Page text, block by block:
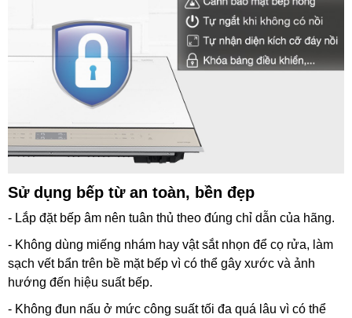
Sử dụng bếp từ an toàn, bền đẹp
- Lắp đặt bếp âm nên tuân thủ theo đúng chỉ dẫn của hãng.
- Không dùng miếng nhám hay vật sắt nhọn để cọ rửa, làm
sạch vết bẩn trên bề mặt bếp vì có thể gây xước và ảnh
hướng đến hiệu suất bếp.
- Không đun nấu ở mức công suất tối đa quá lâu vì có thể